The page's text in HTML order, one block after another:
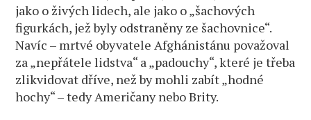
jako o živých lidech, ale jako o „šachových
figurkách, jež byly odstraněny ze šachovnice“.
Navíc – mrtvé obyvatele Afghánistánu považoval
za „nepřátele lidstva“ a „padouchy“, které je třeba
zlikvidovat dříve, než by mohli zabít „hodné
hochy“ – tedy Američany nebo Brity.